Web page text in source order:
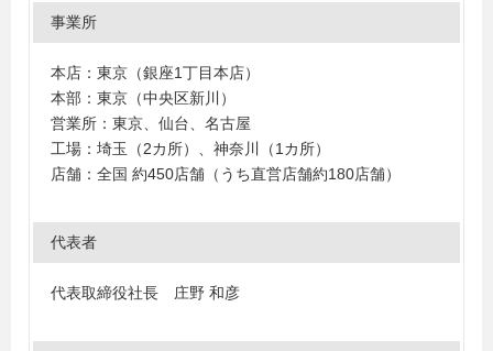
事業所
本店：東京（銀座1丁目本店）
本部：東京（中央区新川）
営業所：東京、仙台、名古屋
工場：埼玉（2カ所）、神奈川（1カ所）
店舗：全国 約450店舗（うち直営店舗約180店舗）
代表者
代表取締役社長 庄野 和彦